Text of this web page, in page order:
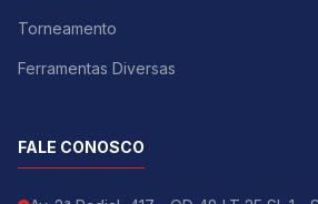
Torneamento
Ferramentas Diversas
FALE CONOSCO